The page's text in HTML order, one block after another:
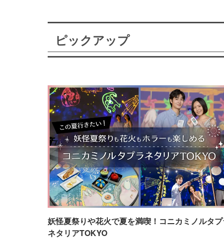
ピックアップ
妖怪夏祭りや花火で夏を満喫！コニカミノルタプ
ネタリアTOKYO